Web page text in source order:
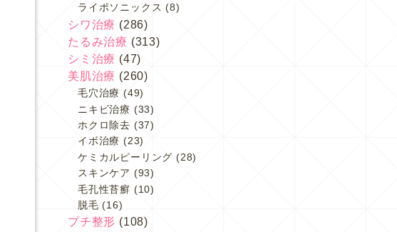
ライポソニックス (8)
シワ治療 (286)
たるみ治療 (313)
シミ治療 (47)
美肌治療 (260)
毛穴治療 (49)
ニキビ治療 (33)
ホクロ除去 (37)
イボ治療 (23)
ケミカルピーリング (28)
スキンケア (93)
毛孔性苔癬 (10)
脱毛 (16)
プチ整形 (108)